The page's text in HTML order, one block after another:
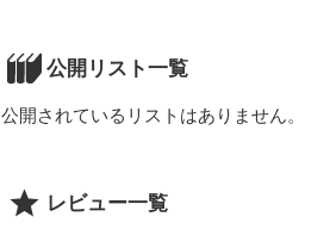
公開リスト一覧
公開されているリストはありません。
レビュー一覧